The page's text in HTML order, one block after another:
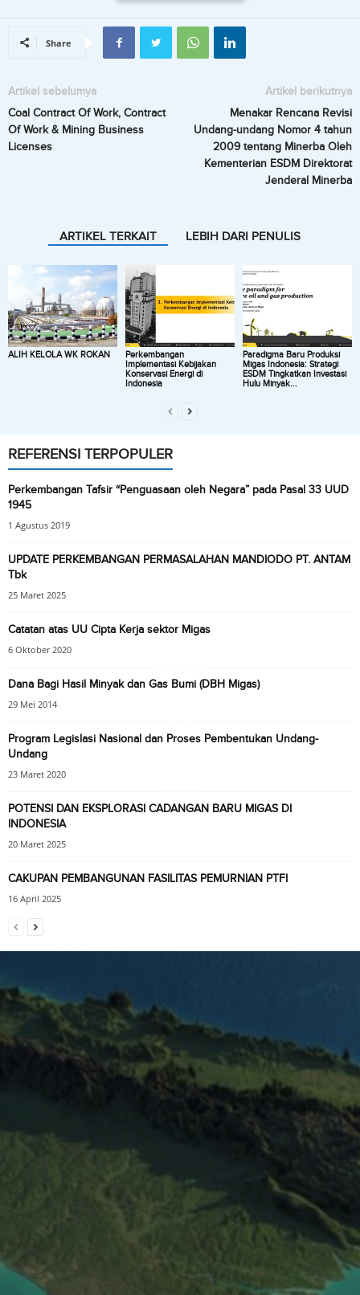
Share
Artikel sebelumya
Coal Contract Of Work, Contract
Of Work & Mining Business
Licenses
Artikel berikutnya
Menakar Rencana Revisi
Undang-undang Nomor 4 tahun
2009 tentang Minerba Oleh
Kementerian ESDM Direktorat
Jenderal Minerba
ARTIKEL TERKAIT LEBIH DARI PENULIS
ALIH KELOLA WK ROKAN
Perkembangan
Implementasi Kebijakan
Konservasi Energi di
Indonesia
Paradigma Baru Produksi
Migas Indonesia: Strategi
ESDM Tingkatkan Investasi
Hulu Minyak...
REFERENSI TERPOPULER
Perkembangan Tafsir “Penguasaan oleh Negara” pada Pasal 33 UUD
1945
1 Agustus 2019
UPDATE PERKEMBANGAN PERMASALAHAN MANDIODO PT. ANTAM
Tbk
25 Maret 2025
Catatan atas UU Cipta Kerja sektor Migas
6 Oktober 2020
Dana Bagi Hasil Minyak dan Gas Bumi (DBH Migas)
29 Mei 2014
Program Legislasi Nasional dan Proses Pembentukan Undang-
Undang
23 Maret 2020
POTENSI DAN EKSPLORASI CADANGAN BARU MIGAS DI
INDONESIA
20 Maret 2025
CAKUPAN PEMBANGUNAN FASILITAS PEMURNIAN PTFI
16 April 2025